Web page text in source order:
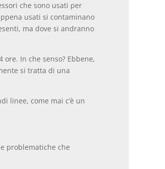
che sono usati per
usati si contaminano
ma dove si andranno
In che senso? Ebbene,
si tratta di una
linee, come mai c’è un
problematiche che